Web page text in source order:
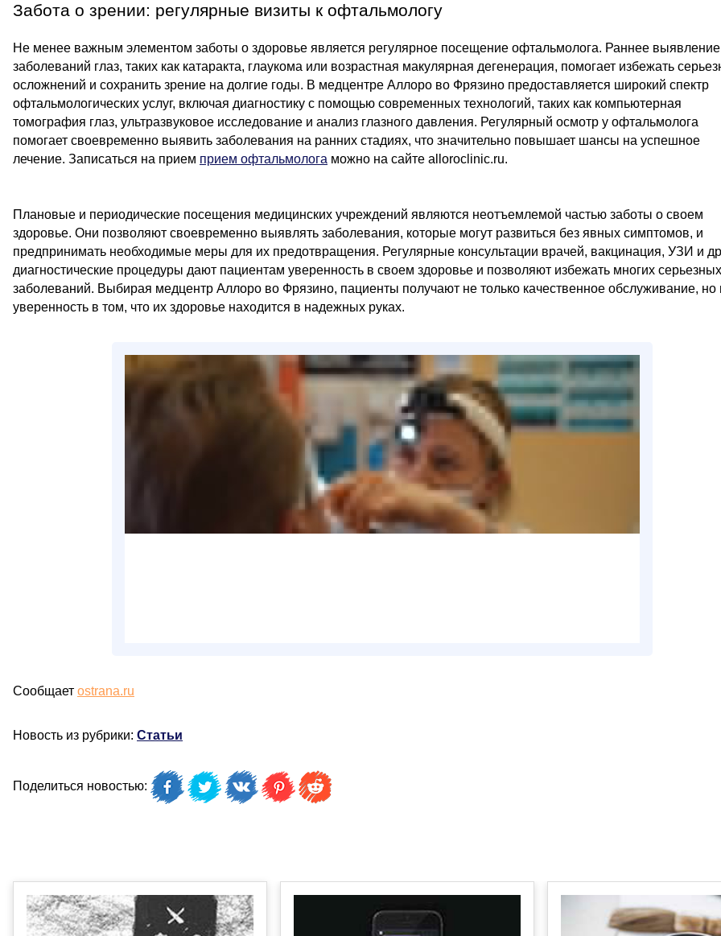
Забота о зрении: регулярные визиты к офтальмологу
Не менее важным элементом заботы о здоровье является регулярное посещение офтальмолога. Раннее выявление
заболеваний глаз, таких как катаракта, глаукома или возрастная макулярная дегенерация, помогает избежать
осложнений и сохранить зрение на долгие годы. В медцентре Аллоро во Фрязино предоставляется широкий спектр
офтальмологических услуг, включая диагностику с помощью современных технологий, таких как компьютерная
томография глаз, ультразвуковое исследование и анализ глазного давления. Регулярный осмотр у офтальмолога
помогает своевременно выявить заболевания на ранних стадиях, что значительно повышает шансы на успешное
лечение. Записаться на прием прием офтальмолога можно на сайте alloroclinic.ru.
Плановые и периодические посещения медицинских учреждений являются неотъемлемой частью заботы о своем
здоровье. Они позволяют своевременно выявлять заболевания, которые могут развиться без явных симптомов, и
предпринимать необходимые меры для их предотвращения. Регулярные консультации врачей, вакцинация, УЗИ и
диагностические процедуры дают пациентам уверенность в своем здоровье и позволяют избежать многих серьезных
заболеваний. Выбирая медцентр Аллоро во Фрязино, пациенты получают не только качественное обслуживание, но
уверенность в том, что их здоровье находится в надежных руках.
Сообщает ostrana.ru
Новость из рубрики: Статьи
Поделиться новостью: